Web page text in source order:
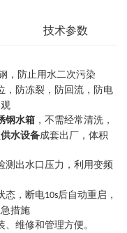
技术参数
，防止用水二次污染
，防冻裂，防回流，防电
钢水箱 ，不需经常清洗，
供水设备成套出厂，体积
测出水口压力，利用变频
态，断电10s后自动重启，
措施
维修和管理方便。